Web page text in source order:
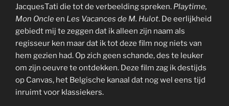
JacquesTati die tot de verbeelding spreken. Playtime,
Mon Oncleen Les Vacances de M. Hulot. De eerlijkheid
gebiedt mij te zeggen dat ik alleen zijn naam als
regisseur ken maar dat ik tot deze film nog niets van
hem gezien had. Op zich geen schande, des te leuker
om zijn oeuvre te ontdekken. Deze film zag ik destijds
op Canvas, het Belgische kanaal dat nog wel eens tijd
inruimt voor klassiekers.